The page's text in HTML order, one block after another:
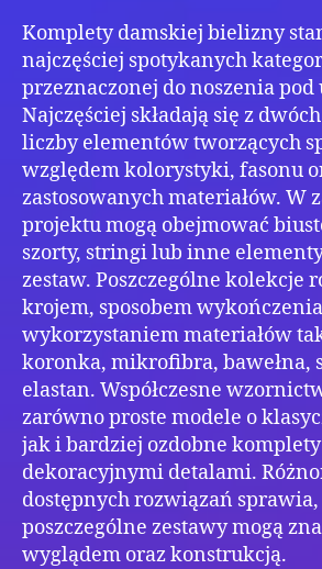
Komplety damskiej bielizny
najczęściej spotykanych
przeznaczonej do noszenia
Najczęściej składają się z
liczby elementów tworzących
względem kolorystyki, fasonu
zastosowanych materiałów. W
projektu mogą obejmować
szorty, stringi lub inne
zestaw. Poszczególne kolekcje
krojem, sposobem
wykorzystaniem materiałów
koronka, mikrofibra, bawełna,
elastan. Współczesne
zarówno proste modele o
jak i bardziej ozdobne
dekoracyjnymi detalami.
dostępnych rozwiązań sprawia,
poszczególne zestawy mogą
wyglądem oraz konstrukcją.